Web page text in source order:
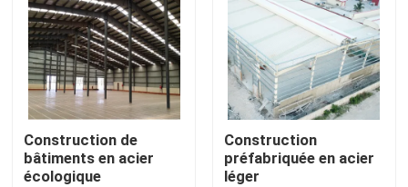
À la maison
Produits
Construction de
bâtiments en acier
écologique
Construction
préfabriquée en acier
léger